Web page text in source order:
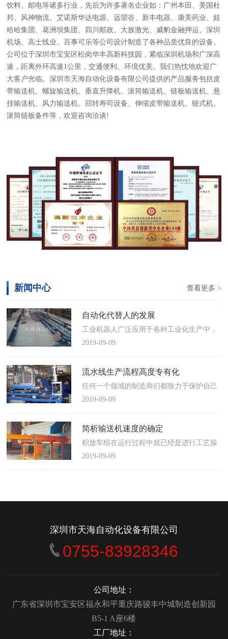
饮料、邮电等诸多行业，先后为许多著名企业如：广州本田、美国杜
邦、风神物流、艾诺斯华达电源、远望谷、新丰电器、康美药业、娃
哈哈集团、葛洲坝集团、四川邮政、大族激光、威豹金融押运、深圳
机场、高士线业、百事可乐等公司设计制造了各种品质优良的设备。
公司位于深圳市宝安区松岗华丰高新科技园，紧临深圳机场和广深高
速，距离外环高速1公里，交通便利、环境优美。我们热忱地欢迎广
大客户光临。深圳市天海自动化设备有限公司提供的产品服务包括皮
带输送机、螺旋输送机、垂直升降机、滚筒输送机、链板输送机、悬
挂输送机、风力输送机、回转寿司设备、伸缩皮带输送机、链式机、
滚筒链板备件等，欢迎咨询洽谈!
查看更多 >
新闻中心
自动化代替人的发展
工业机器人广泛应用于各种工业化生产中，
慢慢取代工人，做着高强度、重复性、有职
人联合会(IFR)预测，2014年中国将成为全球
最大的工业机器人市场，将占全球总销量
17%。业内把2014年称为“中国工业机器人元
2019-09-09
流水线生产流程高度专有化
任何一个领域的制造商们都致力于保护自己
的自动化流水线生产流程不被外人知晓，即
大多数流程都带有某种专有的性质，并且混
合了不同的方法、技术和操作方式，而这最
终将影响一个制造商进行有效竞争的能力。
2019-09-09
简析输送机速度的确定
积放车组在运行过程中就已经是进行工艺操
作的区段，运行速度是由积放小车组的运行
2019-09-09
深圳市天海自动化设备有限公司
0755-83928346
公司地址：
广东省深圳市宝安区福永和平重庆路骏丰中城制造创新园
B5-1 A座6楼
工厂地址：